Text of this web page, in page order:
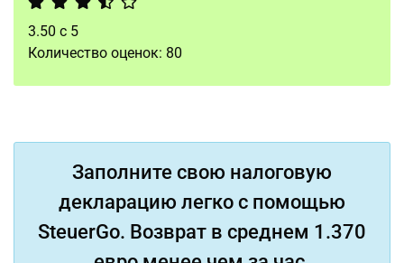
3.50 с 5
Количество оценок: 80
Заполните свою налоговую
декларацию легко с помощью
SteuerGo. Возврат в среднем 1.370